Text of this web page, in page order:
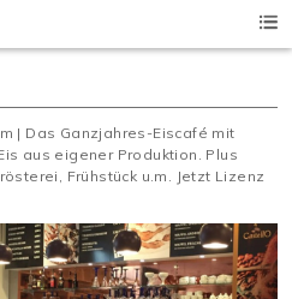
| Das Ganzjahres-Eiscafé mit
aus eigener Produktion. Plus
Frühstück u.m. Jetzt Lizenz